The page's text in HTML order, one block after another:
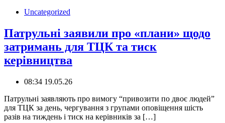
Uncategorized
Патрульні заявили про «плани» щодо
затримань для ТЦК та тиск
керівництва
08:34 19.05.26
Патрульні заявляють про вимогу “привозити по двоє людей”
для ТЦК за день, чергування з групами оповіщення шість
разів на тиждень і тиск на керівників за […]